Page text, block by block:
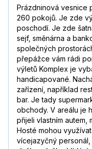
Prázdninová vesnice
260 pokojů. Je zde
poschodí. Je zde
sejf, směnárna a
společných
přepážce vám rádi
výletů Komplex je
handicapované.
zařízení, například
bar. Je tady
obchody. V areálu je
přijeli vlastním autem,
Hosté mohou
vícejazyčný